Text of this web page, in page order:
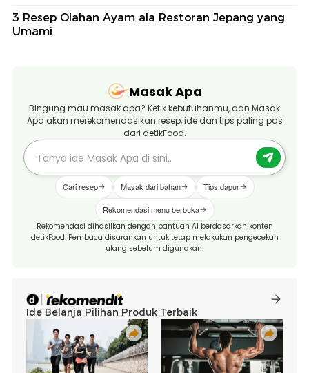
3 Resep Olahan Ayam ala Restoran Jepang yang
Umami
Masak Apa
Bingung mau masak apa? Ketik kebutuhanmu, dan Masak
Apa akan merekomendasikan resep, ide dan tips paling pas
dari detikFood.
Cari resep Masak dari bahan Tips dapur
Rekomendasi menu berbuka
Rekomendasi dihasilkan dengan bantuan AI berdasarkan konten
detikFood. Pembaca disarankan untuk tetap melakukan pengecekan
ulang sebelum digunakan.